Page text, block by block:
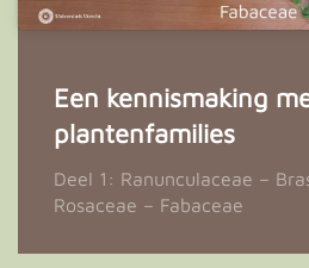
Een kennismaking
plantenfamilies
Deel 1: Ranunculaceae –
Rosaceae – Fabaceae